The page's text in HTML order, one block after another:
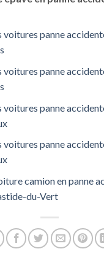
voitures panne
voitures panne
voitures panne
voitures panne
camion en panne
du-Vert